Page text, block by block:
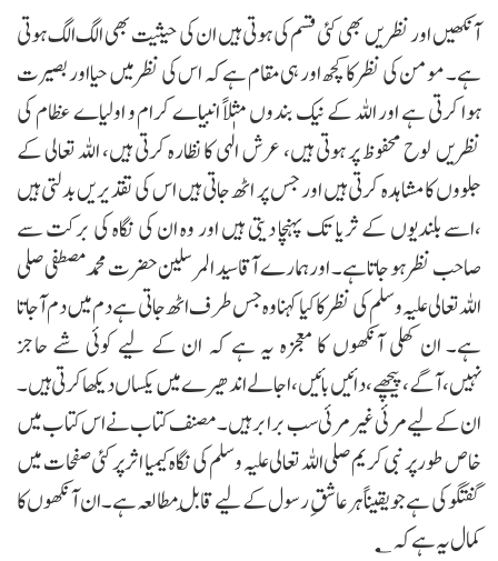
آنکھیں اور نظریں بھی کئی قسم کی ہوتی ہیں ان کی حیثیت بھی الگ الگ ہوتی
ہے ۔ مومن کی نظر کا کچھ اور ہی مقام ہے کہ اس کی نظر میں حیا اوربصیرت
ہوا کرتی ہے اور اللہ کے نیک بندوں مثلاً انبیاے کرام و اولیاے عظام کی
نظریں لوح محفوظ پر ہوتی ہیں، عرش الٰہی کا نظارہ کرتی ہیں، اللہ تعالی کے
جلووں کا مشاہدہ کرتی ہیں اور جس پر اٹھ جاتی ہیں اس کی تقدیریں بدلتی ہیں
،اسے بلندیوں کے ثریا تک پہنچا دیتی ہیں اور وہ ان کی نگاہ کی برکت سے
صاحب نظر ہو جاتا ہے۔ اور ہمارے آقا سید المرسلین حضرت محمد مصطفی صلی
اللہ تعالی علیہ وسلم کی نظر کا کیا کہنا وہ جس طرف اٹھ جاتی ہے دم میں دم آجاتا
ہے۔ ان کھلی آنکھوں کا معجزہ یہ ہے کہ ان کے لیے کوئی شے حاجز
نہیں،آگے،پیچھے، دائیں بائیں، اجالے اندھیرے میں یکساں دیکھا کرتی ہیں ۔
ان کے لیے مرئی غیر مرئی سب برابر ہیں۔ مصنف کتاب نے اس کتاب میں
خاص طور پر نبی کریم صلی اللہ تعالی علیہ وسلم کی نگاہ کیمیا اثر پر کئی صفحات میں
گفتگو کی ہے جو یقیناً ہر عاشقِ رسول کے لیے قابلِ مطالعہ ہے۔ان آنکھوں کا
کمال یہ ہے کہ ؂